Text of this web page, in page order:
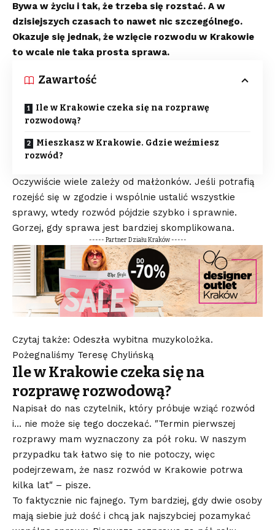
Bywa w życiu i tak, że trzeba się rozstać. A w
dzisiejszych czasach to nawet nic szczególnego.
Okazuje się jednak, że wzięcie rozwodu w Krakowie
to wcale nie taka prosta sprawa.
Zawartość
Ile w Krakowie czeka się na rozprawę
rozwodową?
Mieszkasz w Krakowie. Gdzie weźmiesz
rozwód?
Oczywiście wiele zależy od małżonków. Jeśli potrafią
rozejść się w zgodzie i wspólnie ustalić wszystkie
sprawy, wtedy rozwód pójdzie szybko i sprawnie.
Gorzej, gdy sprawa jest bardziej skomplikowana.
----- Partner Działu Kraków -----
Czytaj także: Odeszła wybitna muzykolożka.
Pożegnaliśmy Teresę Chylińską
Ile w Krakowie czeka się na
rozprawę rozwodową?
Napisał do nas czytelnik, który próbuje wziąć rozwód
i… nie może się tego doczekać. ″Termin pierwszej
rozprawy mam wyznaczony za pół roku. W naszym
przypadku tak łatwo się to nie potoczy, więc
podejrzewam, że nasz rozwód w Krakowie potrwa
kilka lat″ – pisze.
To faktycznie nic fajnego. Tym bardziej, gdy dwie osoby
mają siebie już dość i chcą jak najszybciej pozamykać